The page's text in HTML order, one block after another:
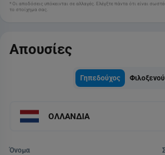
* Οι αποδόσεις υπόκεινται σε αλλαγές. Ελέγξτε πάντα ότι είναι
το στοίχημα σας.
Απουσίες
Γηπεδούχος
ΟΛΛΑΝΔΙΑ
Όνομα